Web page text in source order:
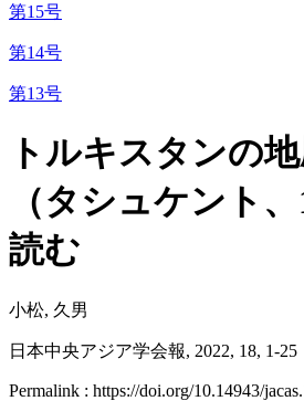
第15号
第14号
第13号
トルキスタンの
（タシュケント
読む
小松, 久男
日本中央アジア学会報, 2022, 18, 1-25
Permalink : https://doi.org/10.14943/